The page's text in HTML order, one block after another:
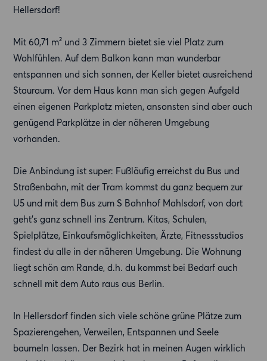
Hellersdorf!
Mit 60,71 m² und 3 Zimmern bietet sie viel Platz zum
Wohlfühlen. Auf dem Balkon kann man wunderbar
entspannen und sich sonnen, der Keller bietet ausreichend
Stauraum. Vor dem Haus kann man sich gegen Aufgeld
einen eigenen Parkplatz mieten, ansonsten sind aber auch
genügend Parkplätze in der näheren Umgebung
vorhanden.
Die Anbindung ist super: Fußläufig erreichst du Bus und
Straßenbahn, mit der Tram kommst du ganz bequem zur
U5 und mit dem Bus zum S Bahnhof Mahlsdorf, von dort
geht’s ganz schnell ins Zentrum. Kitas, Schulen,
Spielplätze, Einkaufsmöglichkeiten, Ärzte, Fitnessstudios
findest du alle in der näheren Umgebung. Die Wohnung
liegt schön am Rande, d.h. du kommst bei Bedarf auch
schnell mit dem Auto raus aus Berlin.
In Hellersdorf finden sich viele schöne grüne Plätze zum
Spazierengehen, Verweilen, Entspannen und Seele
baumeln lassen. Der Bezirk hat in meinen Augen wirklich